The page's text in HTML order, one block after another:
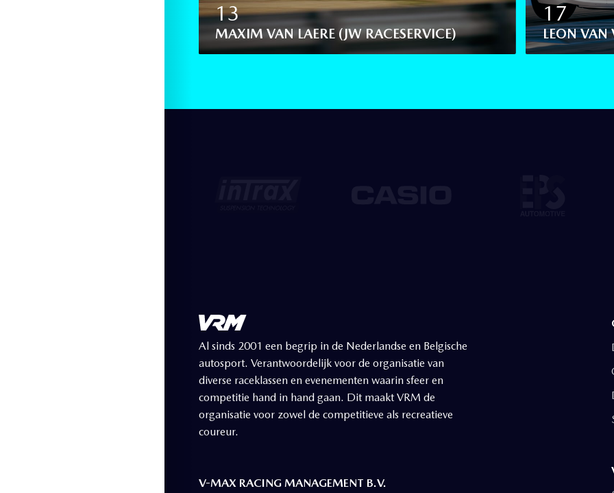
13
MAXIM VAN LAERE (JW RACESERVICE)
17
LEON VAN
Al sinds 2001 een begrip in de Nederlandse en Belgische
autosport. Verantwoordelijk voor de organisatie van
diverse raceklassen en evenementen waarin sfeer en
competitie hand in hand gaan. Dit maakt VRM de
organisatie voor zowel de competitieve als recreatieve
coureur.
V-MAX RACING MANAGEMENT B.V.